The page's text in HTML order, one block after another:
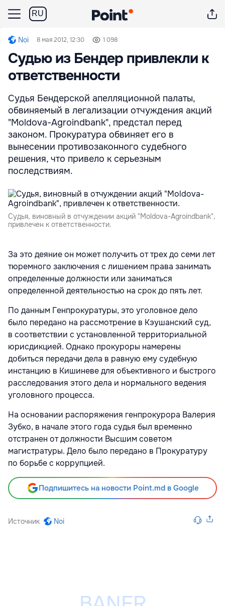
RU
Noi 8 мая 2012, 12:30 1 098
Судью из Бендер привлекли к
ответственности
Судья Бендерской апелляционной палаты,
обвиняемый в легализации отчуждения акций
"Moldova-Agroindbank", предстал перед
законом. Прокуратура обвиняет его в
вынесении противозаконного судебного
решения, что привело к серьезным
последствиям.
Судья, виновный в отчуждении акций "Moldova-Agroindbank",
привлечен к ответственности.
За это деяние он может получить от трех до семи лет
тюремного заключения с лишением права занимать
определенные должности или заниматься
определенной деятельностью на срок до пять лет.
По данным Генпрокуратуры, это уголовное дело
было передано на рассмотрение в Кэушанский суд,
в соответствии с установленной территориальной
юрисдикцией. Однако прокуроры намерены
добиться передачи дела в равную ему судебную
инстанцию в Кишиневе для объективного и быстрого
расследования этого дела и нормального ведения
уголовного процесса.
На основании распоряжения генпрокурора Валерия
Зубко, в начале этого года судья был временно
отстранен от должности Высшим советом
магистратуры. Дело было передано в Прокуратуру
по борьбе с коррупцией.
Подпишитесь на новости Point.md в Google
Источник Noi